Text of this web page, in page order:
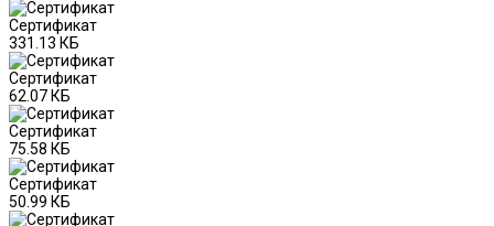
Сертификат
331.13 КБ
Сертификат
62.07 КБ
Сертификат
75.58 КБ
Сертификат
50.99 КБ